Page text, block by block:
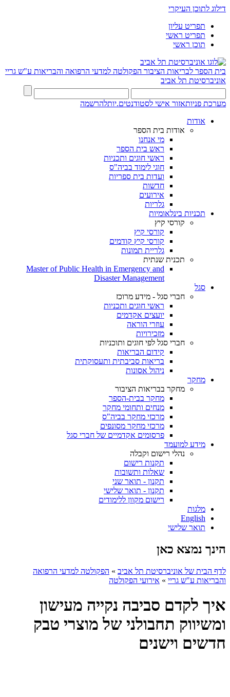
דילוג לתוכן העיקרי
תפריט עליון
תפריט ראשי
תוכן ראשי
בית הספר לבריאות הציבור הפקולטה למדעי הרפואה והבריאות ע"ש גריי
אוניברסיטת תל אביב
מערכת פניותאזור אישי לסטודנטים.יותלהרשמה
אודות
אודות בית הספר
מי אנחנו
ראש בית הספר
ראשי חוגים ותכניות
חוגי לימוד בביה"ס
ועדות בית ספריות
חדשות
אירועים
גלריות
תכניות בינלאומיות
קורסי קיץ
קורסי קיץ
קורסי קיץ קודמים
גלריית תמונות
תכנית שנתית
Master of Public Health in Emergency and
Disaster Management
סגל
חברי סגל - מידע מרוכז
ראשי חוגים ותכניות
יועצים אקדמים
עוזרי הוראה
מזכירויות
חברי סגל לפי חוגים ותוכניות
קידום הבריאות
בריאות סביבתית ותעסוקתית
ניהול אסונות
מחקר
מחקר בבריאות הציבור
מחקר בבית-הספר
מנחים ותחומי מחקר
מרכזי מחקר בביה"ס
מרכזי מחקר מסונפים
פרסומים אקדמיים של חברי סגל
מידע למועמד
נהלי רישום וקבלה
תקנות רישום
שאלות ותשובות
תקנון - תואר שני
תקנון - תואר שלישי
רישום מקוון ללימודים
מלגות
English
תואר שלישי
הינך נמצא כאן
לדף הבית של אוניברסיטת תל אביב » הפקולטה למדעי הרפואה
והבריאות ע"ש גריי » אירועי הפקולטה
איך לקדם סביבה נקייה מעישון
ומשיווק תחבולני של מוצרי טבק
חדשים וישנים